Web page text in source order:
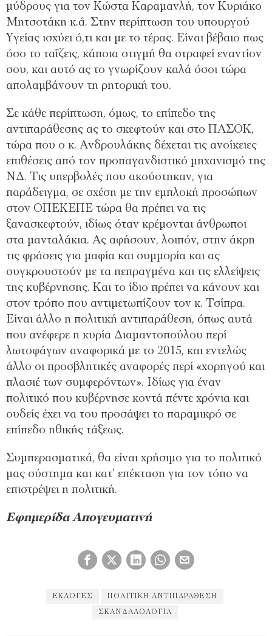
μύδρους για τον Κώστα Καραμανλή, τον Κυριάκο
Μητσοτάκη κ.ά. Στην περίπτωση του υπουργού
Υγείας ισχύει ό,τι και με το τέρας. Είναι βέβαιο πως
όσο το ταΐζεις, κάποια στιγμή θα στραφεί εναντίον
σου, και αυτό ας το γνωρίζουν καλά όσοι τώρα
απολαμβάνουν τη ρητορική του.
Σε κάθε περίπτωση, όμως, το επίπεδο της
αντιπαράθεσης ας το σκεφτούν και στο ΠΑΣΟΚ,
τώρα που ο κ. Ανδρουλάκης δέχεται τις ανοίκειες
επιθέσεις από τον προπαγανδιστικό μηχανισμό της
ΝΔ. Τις υπερβολές που ακούστηκαν, για
παράδειγμα, σε σχέση με την εμπλοκή προσώπων
στον ΟΠΕΚΕΠΕ τώρα θα πρέπει να τις
ξανασκεφτούν, ιδίως όταν κρέμονται άνθρωποι
στα μανταλάκια. Ας αφήσουν, λοιπόν, στην άκρη
τις φράσεις για μαφία και συμμορία και ας
συγκρουστούν με τα πεπραγμένα και τις ελλείψεις
της κυβέρνησης. Και το ίδιο πρέπει να κάνουν και
στον τρόπο που αντιμετωπίζουν τον κ. Τσίπρα.
Είναι άλλο η πολιτική αντιπαράθεση, όπως αυτά
που ανέφερε η κυρία Διαμαντοπούλου περί
λωτοφάγων αναφορικά με το 2015, και εντελώς
άλλο οι προσβλητικές αναφορές περί «χορηγού και
πλασιέ των συμφερόντων». Ιδίως για έναν
πολιτικό που κυβέρνησε κοντά πέντε χρόνια και
ουδείς έχει να του προσάψει το παραμικρό σε
επίπεδο ηθικής τάξεως.
Συμπερασματικά, θα είναι χρήσιμο για το πολιτικό
μας σύστημα και κατ’ επέκταση για τον τόπο να
επιστρέψει η πολιτική.
Εφημερίδα Απογευματινή
ΕΚΛΟΓΈΣ ΠΟΛΙΤΙΚΉ ΑΝΤΙΠΑΡΆΘΕΣΗ
ΣΚΑΝΔΑΛΟΛΟΓΊΑ